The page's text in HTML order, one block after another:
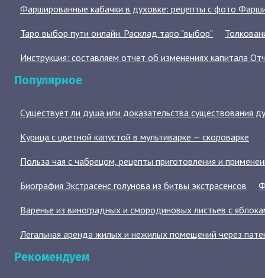
Фаршированные кабачки в духовке: рецепты с фото
Таро выбор пути онлайн. Расклад таро "выбор"
Инструкция: составляем отчет об изменениях капитала
Популярное
Существует ли душа или доказательства существования
Курица с цветной капустой в мультиварке — скороварке
Польза чая с чабрецом, рецепты приготовления и
Биография Экстрасенс голунова из битвы экстрасенсов
Варенье из виноградных и смородиновых листьев с
Легальная аренда жилых и нежилых помещений через
Рекомендуем